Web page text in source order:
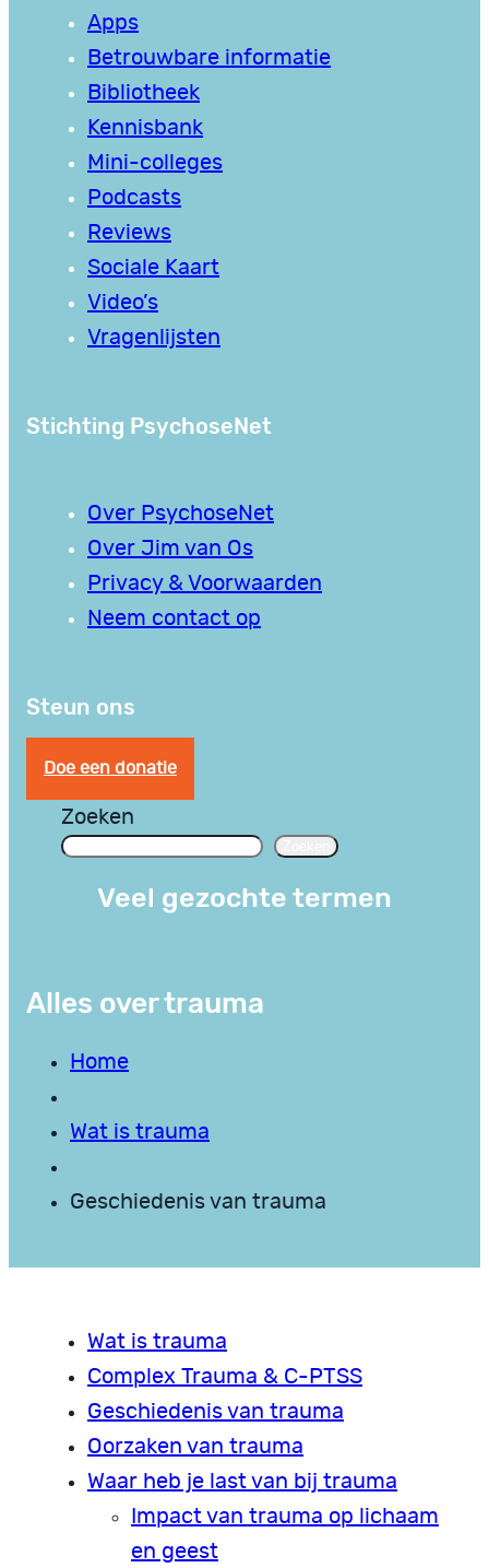
Apps
Betrouwbare informatie
Bibliotheek
Kennisbank
Mini-colleges
Podcasts
Reviews
Sociale Kaart
Video’s
Vragenlijsten
Stichting PsychoseNet
Over PsychoseNet
Over Jim van Os
Privacy & Voorwaarden
Neem contact op
Steun ons
Doe een donatie
Zoeken
Veel gezochte termen
Alles over trauma
Home
Wat is trauma
Geschiedenis van trauma
Wat is trauma
Complex Trauma & C-PTSS
Geschiedenis van trauma
Oorzaken van trauma
Waar heb je last van bij trauma
Impact van trauma op lichaam
en geest